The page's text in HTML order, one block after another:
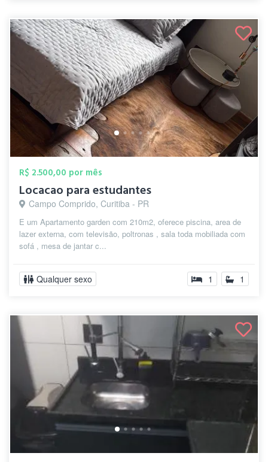
R$ 2.500,00 por mês
Locacao para estudantes
Campo Comprido, Curitiba - PR
E um Apartamento garden com 210m2, oferece piscina, area de
lazer externa, com televisão, poltronas , sala toda mobiliada com
sofá , mesa de jantar c...
Qualquer sexo 1 1